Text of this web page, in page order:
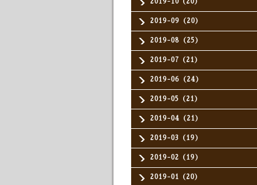
2019-10（20）
2019-09（20）
2019-08（25）
2019-07（21）
2019-06（24）
2019-05（21）
2019-04（21）
2019-03（19）
2019-02（19）
2019-01（20）